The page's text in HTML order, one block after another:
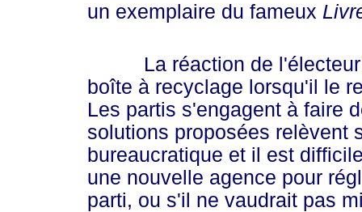
un exemplaire du fameux
La réaction de l'électeur
boîte à recyclage lorsqu'il le
Les partis s'engagent à faire
solutions proposées relèvent
bureaucratique et il est
une nouvelle agence pour
parti, ou s'il ne vaudrait pas